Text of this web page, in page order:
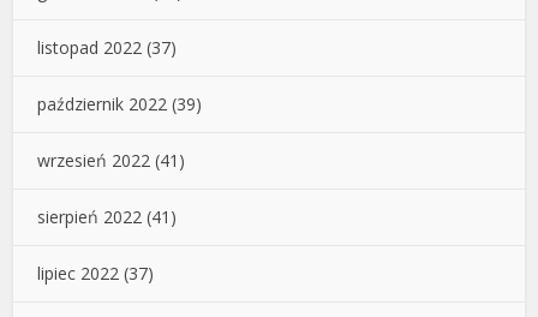
listopad 2022 (37)
październik 2022 (39)
wrzesień 2022 (41)
sierpień 2022 (41)
lipiec 2022 (37)